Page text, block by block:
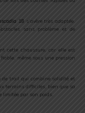
18 s’avère très adaptée.
sans problème et de
cette chaussure, car elle est
même sous une pression
de trail qui combine solidité et
terrains difficiles, bien que sa
limitée par son poids.